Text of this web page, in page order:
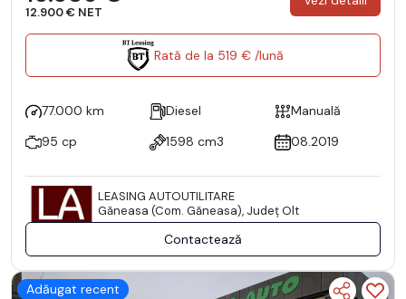
12.900 € NET
Rată de la 519 € /lună
77.000 km Diesel
Manuală
95 cp
1598 cm3 08.2019
LEASING AUTOUTILITARE
Găneasa (Com. Găneasa), Județ Olt
Contactează
Adăugat recent